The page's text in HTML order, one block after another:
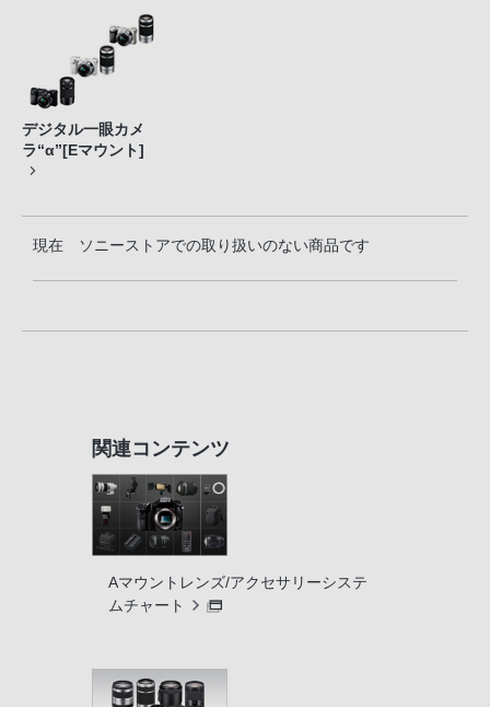
デジタル一眼カメ
ラ“α”[Eマウント]
現在 ソニーストアでの取り扱いのない商品です
関連コンテンツ
Aマウントレンズ/アクセサリーシステ
ムチャート